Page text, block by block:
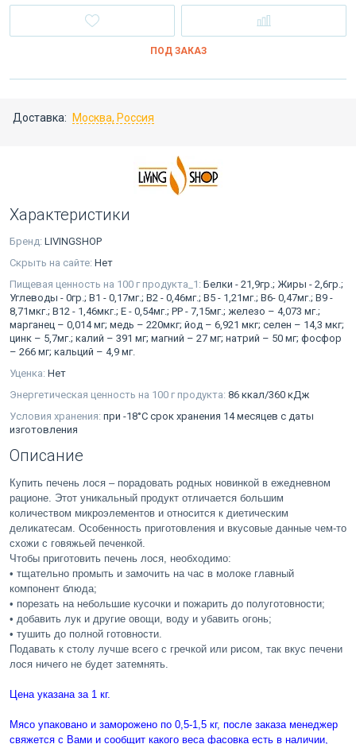
ПОД ЗАКАЗ
Доставка: Москва, Россия
Характеристики
Бренд: LIVINGSHOP
Скрыть на сайте: Нет
Пищевая ценность на 100 г продукта_1: Белки - 21,9гр.; Жиры - 2,6гр.;
Углеводы - 0гр.; B1 - 0,17мг.; В2 - 0,46мг.; В5 - 1,21мг.; В6- 0,47мг.; В9 -
8,71мкг.; В12 - 1,46мкг.; Е - 0,54мг.; PP - 7,15мг.; железо – 4,073 мг.;
марганец – 0,014 мг; медь – 220мкг; йод – 6,921 мкг; селен – 14,3 мкг;
цинк – 5,7мг.; калий – 391 мг; магний – 27 мг; натрий – 50 мг; фосфор
– 266 мг; кальций – 4,9 мг.
Уценка: Нет
Энергетическая ценность на 100 г продукта: 86 ккал/360 кДж
Условия хранения: при -18°С срок хранения 14 месяцев с даты
изготовления
Описание
Купить печень лося – порадовать родных новинкой в ежедневном
рационе. Этот уникальный продукт отличается большим
количеством микроэлементов и относится к диетическим
деликатесам. Особенность приготовления и вкусовые данные чем-то
схожи с говяжьей печенкой.
Чтобы приготовить печень лося, необходимо:
• тщательно промыть и замочить на час в молоке главный
компонент блюда;
• порезать на небольшие кусочки и пожарить до полуготовности;
• добавить лук и другие овощи, воду и убавить огонь;
• тушить до полной готовности.
Подавать к столу лучше всего с гречкой или рисом, так вкус печени
лося ничего не будет затемнять.
Цена указана за 1 кг.
Мясо упаковано и заморожено по 0,5-1,5 кг, после заказа менеджер
свяжется с Вами и сообщит какого веса фасовка есть в наличии,